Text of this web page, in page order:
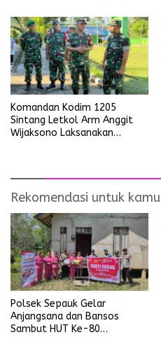
Komandan Kodim 1205
Sintang Letkol Arm Anggit
Wijaksono Laksanakan
Rekomendasi untuk kamu
Polsek Sepauk Gelar
Anjangsana dan Bansos
Sambut HUT Ke-80